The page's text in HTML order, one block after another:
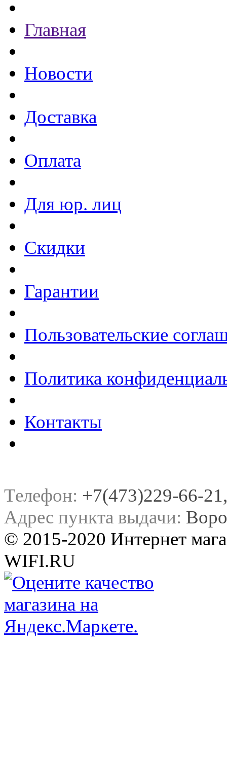
Главная
Новости
Доставка
Оплата
Для юр. лиц
Скидки
Гарантии
Пользовательские
Политика
Контакты
Телефон: +7(473)229-66-
Адрес пункта выдачи:
© 2015-2020 Интернет
WIFI.RU